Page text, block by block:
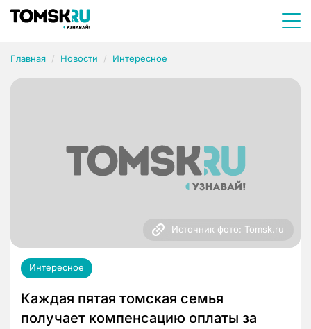
Главная Новости Интересное
Источник фото: Tomsk.ru
Интересное
Каждая пятая томская семья
получает компенсацию оплаты за